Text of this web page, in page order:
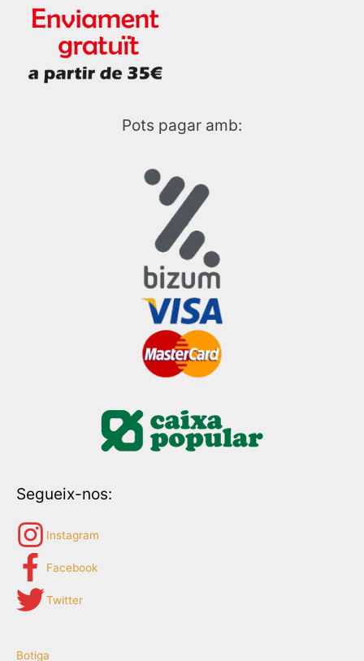
Pots pagar amb:
Segueix-nos:
Instagram
Facebook
Twitter
Botiga